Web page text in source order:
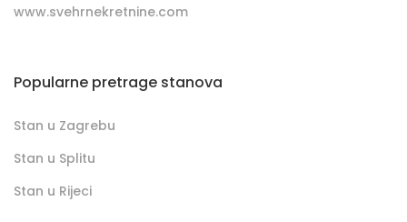
www.svehrnekretnine.com
Popularne pretrage stanova
Stan u Zagrebu
Stan u Splitu
Stan u Rijeci